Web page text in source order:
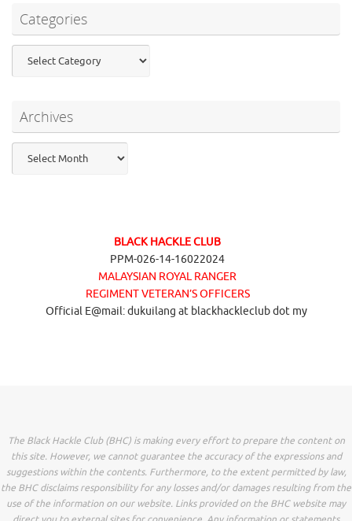
Categories
Archives
BLACK HACKLE CLUB
PPM-026-14-16022024
MALAYSIAN ROYAL RANGER
REGIMENT VETERAN’S OFFICERS
Official E@mail: dukuilang at blackhackleclub dot my
The Black Hackle Club (BHC) is making every effort to prepare the content on
this site. However, we cannot guarantee the accuracy of the expressions and
suggestions within the contents. Furthermore, to the extent permitted by law,
the BHC disclaims responsibility for any losses and/or damages resulting from the
use of the information on our website. Links provided on the BHC website may